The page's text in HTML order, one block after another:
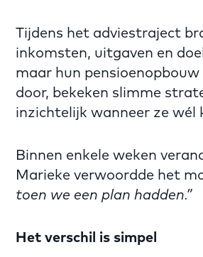
Tijdens het adviestraject
inkomsten, uitgaven en
maar hun
door, bekeken slimme
inzichtelijk wanneer ze wél
Binnen enkele weken
Marieke verwoordde het
toen we een plan hadden.”
Het verschil is simpel